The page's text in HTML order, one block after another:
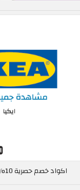
اكواد خصم حصرية 10% ايكيا في الاردن